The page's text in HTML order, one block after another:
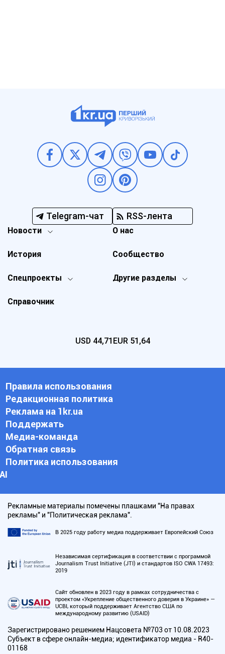
Telegram-чат RSS-лента
Новости
Спецпроекты Другие разделы
История
О нас
Справочник
Сообщество
USD 44,71 EUR 51,64
Правила использования
Редакционная политика
Реклама на 1kr.ua
Поддержать
Медиа-команда
Обратная связь
Политика использования
АI
Рекламные материалы помечены плашками "На правах
рекламы" и "Политическая реклама".
В 2025 году работу медиа поддерживает Европейский Союз
Независимая сертификация в соответствии с программой
Journalism Trust Initiative (JTI) и стандартов ISO CWA 17493:
2019
Сайт обновлен в 2023 году в рамках сотрудничества с
проектом «Укрепление общественного доверия в Украине» —
UCBI, который поддерживает Агентство США по
международному развитию (USAID)
Зарегистрировано решением Нацсовета №703 от 10.08.2023
Субъект в сфере онлайн-медиа; идентификатор медиа - R40-
01168